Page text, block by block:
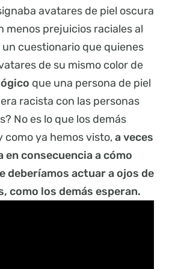
avatares de piel oscura
menos prejuicios raciales al
cuestionario que quienes
de su mismo color de
que una persona de piel
racista con las personas
No es lo que los demás
como ya hemos visto,a veces
en consecuencia a cómo
deberíamos actuar a ojos de
como los demás esperan.